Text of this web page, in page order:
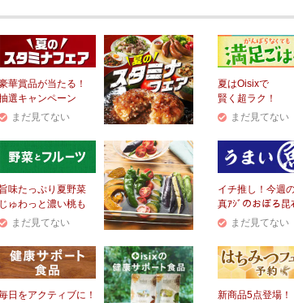
華賞品が当たる！
選キャンペーン
まだ見てない
夏はOisixで
賢く超ラク！
まだ見てない
旨味たっぷり夏野菜
じゅわっと濃い桃も
まだ見てない
イチ推し！今週
真ｱｼﾞのおぼろ昆
まだ見てない
日をアクティブに！ 新商品5点登場！